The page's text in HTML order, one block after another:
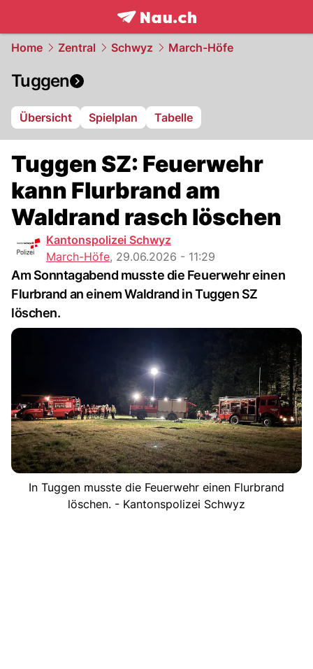
frontpage.NAU.ch
Home Zentral Schwyz March-Höfe
Tuggen
Übersicht Spielplan Tabelle
Tuggen SZ: Feuerwehr
kann Flurbrand am
Waldrand rasch löschen
Kantonspolizei Schwyz
March-Höfe, 29.06.2026 - 11:29
Am Sonntagabend musste die Feuerwehr einen
Flurbrand an einem Waldrand in Tuggen SZ
löschen.
In Tuggen musste die Feuerwehr einen Flurbrand
löschen. - Kantonspolizei Schwyz